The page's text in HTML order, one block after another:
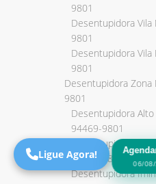
9801
Desentupidora
9801
Desentupidora
9801
Desentupidora
9801
Desentupidora
94469-9801
Desentupidora
94469-9801
Desentupidora
06/
Ligue Agora!